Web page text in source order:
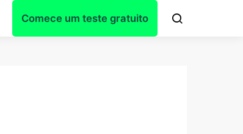
Comece um teste gratuito